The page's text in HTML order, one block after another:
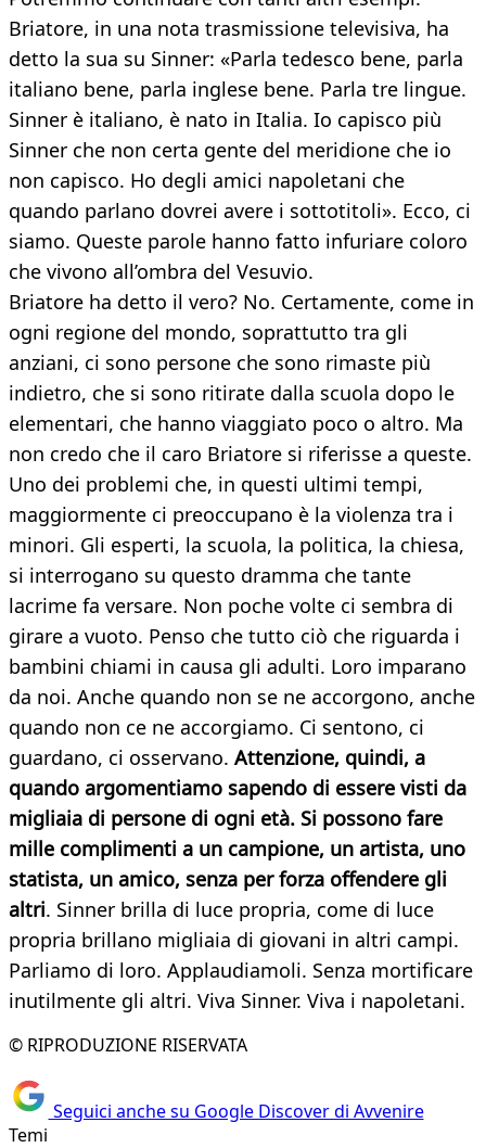
Briatore, in una nota trasmissione televisiva, ha
detto la sua su Sinner: «Parla tedesco bene, parla
italiano bene, parla inglese bene. Parla tre lingue.
Sinner è italiano, è nato in Italia. Io capisco più
Sinner che non certa gente del meridione che io
non capisco. Ho degli amici napoletani che
quando parlano dovrei avere i sottotitoli». Ecco, ci
siamo. Queste parole hanno fatto infuriare coloro
che vivono all’ombra del Vesuvio.
Briatore ha detto il vero? No. Certamente, come in
ogni regione del mondo, soprattutto tra gli
anziani, ci sono persone che sono rimaste più
indietro, che si sono ritirate dalla scuola dopo le
elementari, che hanno viaggiato poco o altro. Ma
non credo che il caro Briatore si riferisse a queste.
Uno dei problemi che, in questi ultimi tempi,
maggiormente ci preoccupano è la violenza tra i
minori. Gli esperti, la scuola, la politica, la chiesa,
si interrogano su questo dramma che tante
lacrime fa versare. Non poche volte ci sembra di
girare a vuoto. Penso che tutto ciò che riguarda i
bambini chiami in causa gli adulti. Loro imparano
da noi. Anche quando non se ne accorgono, anche
quando non ce ne accorgiamo. Ci sentono, ci
guardano, ci osservano. Attenzione, quindi, a
quando argomentiamo sapendo di essere visti da
migliaia di persone di ogni età. Si possono fare
mille complimenti a un campione, un artista, uno
statista, un amico, senza per forza offendere gli
altri. Sinner brilla di luce propria, come di luce
propria brillano migliaia di giovani in altri campi.
Parliamo di loro. Applaudiamoli. Senza mortificare
inutilmente gli altri. Viva Sinner. Viva i napoletani.
© RIPRODUZIONE RISERVATA
Seguici anche su Google Discover di Avvenire
Temi